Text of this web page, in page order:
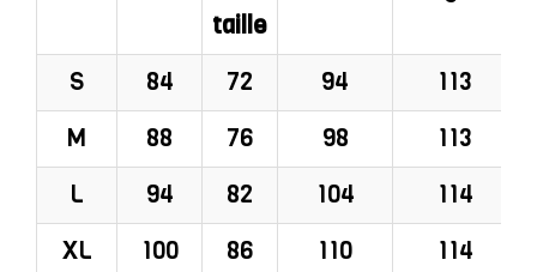
taille
S 84 72 94
113
M
88 76 98
113
L
94 82 104
114
XL
100 86 110 114